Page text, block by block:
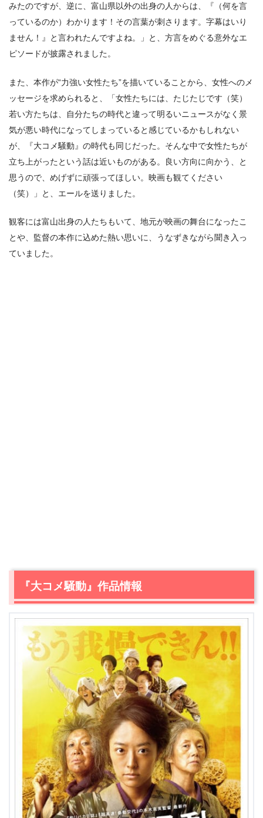
みたのですが、逆に、富山県以外の出身の人からは、『（何を言
っているのか）わかります！その言葉が刺さります。字幕はいり
ません！』と言われたんですよね。」と、方言をめぐる意外なエ
ピソードが披露されました。
また、本作が“力強い女性たち”を描いていることから、女性へのメ
ッセージを求められると、「女性たちには、たじたじです（笑）
若い方たちは、自分たちの時代と違って明るいニュースがなく景
気が悪い時代になってしまっていると感じているかもしれない
が、『大コメ騒動』の時代も同じだった。そんな中で女性たちが
立ち上がったという話は近いものがある。良い方向に向かう、と
思うので、めげずに頑張ってほしい。映画も観てください
（笑）」と、エールを送りました。
観客には富山出身の人たちもいて、地元が映画の舞台になったこ
とや、監督の本作に込めた熱い思いに、うなずきながら聞き入っ
ていました。
『大コメ騒動』作品情報